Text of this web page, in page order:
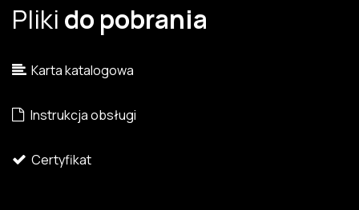
Pliki do pobrania
Karta katalogowa
Instrukcja obsługi
Certyfikat